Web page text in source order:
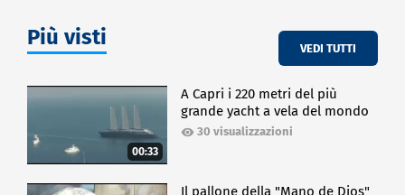
Più visti VEDI TUTTI
00:33
A Capri i 220 metri del più
grande yacht a vela del mondo
30 visualizzazioni
Il pallone della "Mano de Dios"